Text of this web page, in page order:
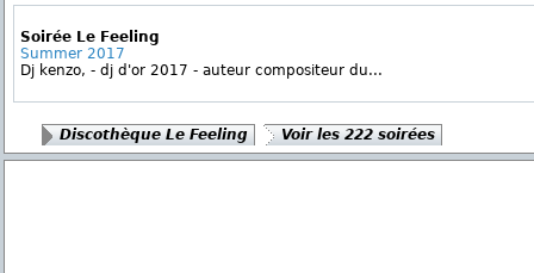
Soirée Le Feeling
Summer 2017
Dj kenzo, - dj d'or 2017 - auteur compositeur du...
Discothèque Le Feeling Voir les 222 soirées